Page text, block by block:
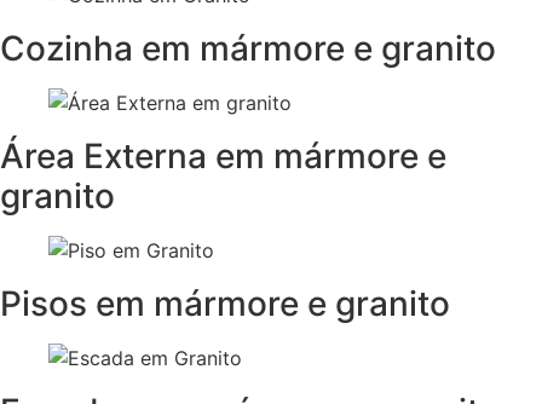
Cozinha em mármore e granito
Área Externa em mármore e
granito
Pisos em mármore e granito